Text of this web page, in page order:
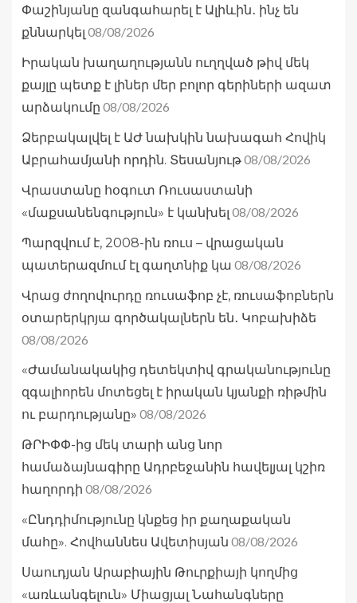
Փաշինյանը զանգահարել է Ալիևին․ ինչ են
քննարկել 08/08/2026
Իրական խաղաղությանն ուղղված թիվ մեկ
քայլը պետք է լիներ մեր բոլոր գերիների ազատ
արձակումը 08/08/2026
Ձերբակալվել է ԱԺ նախկին նախագահ Հովիկ
Աբրահամյանի որդին. Տեսանյութ08/08/2026
Վրաստանը հօգուտ Ռուսաստանի
«մաքսանենգություն» է կանխել 08/08/2026
Պարզվում է, 2008-ին ռուս – վրացական
պատերազմում էլ գաղտնիք կա 08/08/2026
Վրաց ժողովուրդը ռուսաֆոբ չէ, ռուսաֆոբներն
օտարերկրյա գործակալներն են․ Կոբախիձե
08/08/2026
«Ժամանակակից դետեկտիվ գրականությունը
զգալիորեն մոտեցել է իրական կյանքի ռիթմին
ու բարդությանը» 08/08/2026
ԹՐԻՓՓ-ից մեկ տարի անց նոր
համաձայնագիրը Ադրբեջանին հավելյալ կշիռ
հաղորդի 08/08/2026
«Ընդդիմությունը կնքեց իր քաղաքական
մահը». Հովհաննես Ավետիսյան 08/08/2026
Սաուդյան Արաբիային Թուրքիայի կողմից
«առևանգելուն» Միացյալ Նահանգները